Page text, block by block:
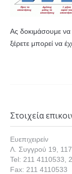
Ας δοκιμάσουμε
ξέρετε μπορεί να
Στοιχεία
Ευεπιχειρείν
Λ. Συγγρού 19,
Tel: 211 4110533,
Fax: 211 4110533